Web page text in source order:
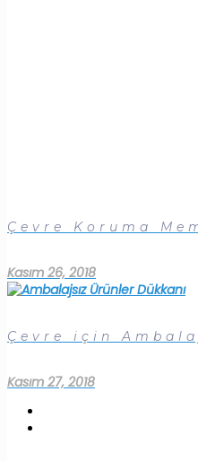
Çevre Koruma
Kasım 26, 2018
Çevre için
Kasım 27, 2018